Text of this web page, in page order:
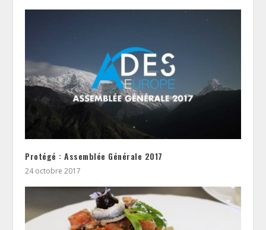
Protégé : Assemblée Générale 2017
24 octobre 2017